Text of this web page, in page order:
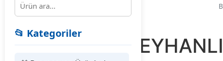
📂 Kategoriler
442016